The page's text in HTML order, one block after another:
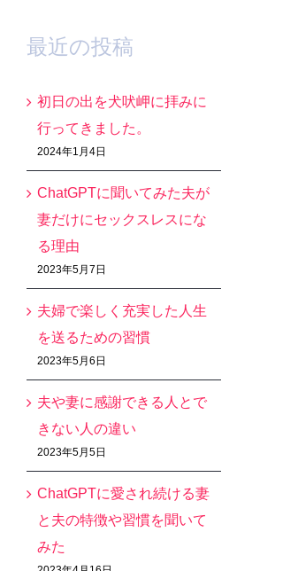
最近の投稿
初日の出を犬吠岬に拝みに
行ってきました。
2024年1月4日
ChatGPTに聞いてみた夫が
妻だけにセックスレスにな
る理由
2023年5月7日
夫婦で楽しく充実した人生
を送るための習慣
2023年5月6日
夫や妻に感謝できる人とで
きない人の違い
2023年5月5日
ChatGPTに愛され続ける妻
と夫の特徴や習慣を聞いて
みた